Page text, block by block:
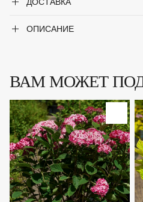
Род
Сорт
ДОСТАВКА
ОПИСАНИЕ
ВАМ МОЖЕТ